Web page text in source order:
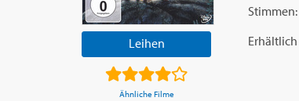
Leihen
Ähnliche Filme
Stimmen:
Erhältlich